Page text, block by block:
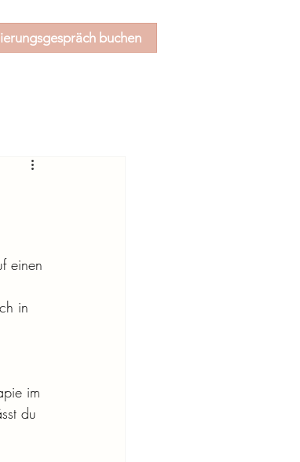
buchen
einen
in
im
du